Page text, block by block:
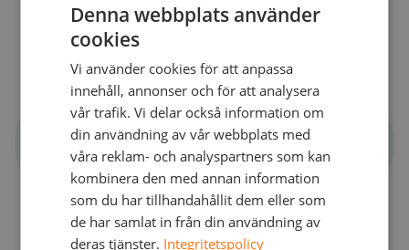
för att tränga förbi skyddslager.
Med
Björn Björkman
Senior Security Solution Advisor: Björn arbetar
med automatiserade pentester och digitala
verktyg som kontinuerligt validerar säkerheten.
Denna webbplats använder
cookies
Vi använder cookies för att anpassa
innehåll, annonser och för att analysera
vår trafik. Vi delar också information om
din användning av vår webbplats med
våra reklam- och analyspartners som kan
kombinera den med annan information
som du har tillhandahållit dem eller som
de har samlat in från din användning av
deras tjänster. Integritetspolicy